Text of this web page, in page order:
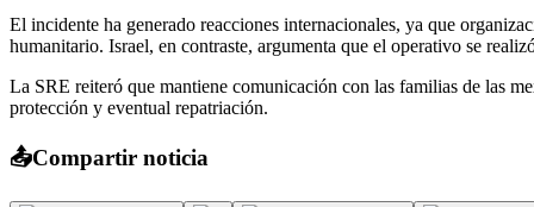
El incidente ha generado reacciones internacionales, ya que
humanitario. Israel, en contraste, argumenta que el operativo se
La SRE reiteró que mantiene comunicación con las familias de las
protección y eventual repatriación.
📤Compartir noticia